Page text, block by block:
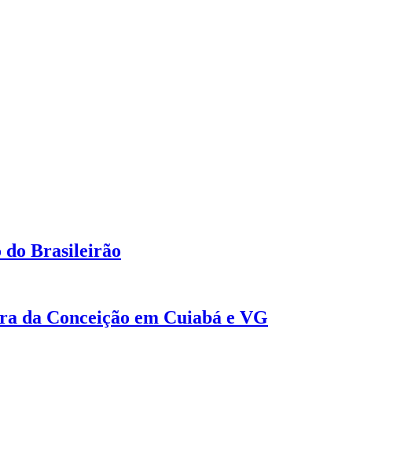
do Brasileirão
da Conceição em Cuiabá e VG